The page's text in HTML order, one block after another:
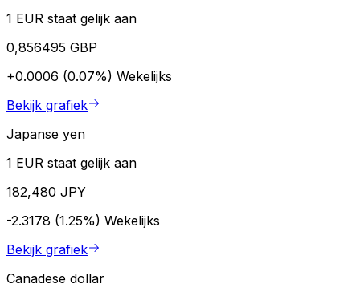
1 EUR staat gelijk aan
0,856495 GBP
+0.0006 (0.07%) Wekelijks
Bekijk grafiek
Japanse yen
1 EUR staat gelijk aan
182,480 JPY
-2.3178 (1.25%) Wekelijks
Bekijk grafiek
Canadese dollar